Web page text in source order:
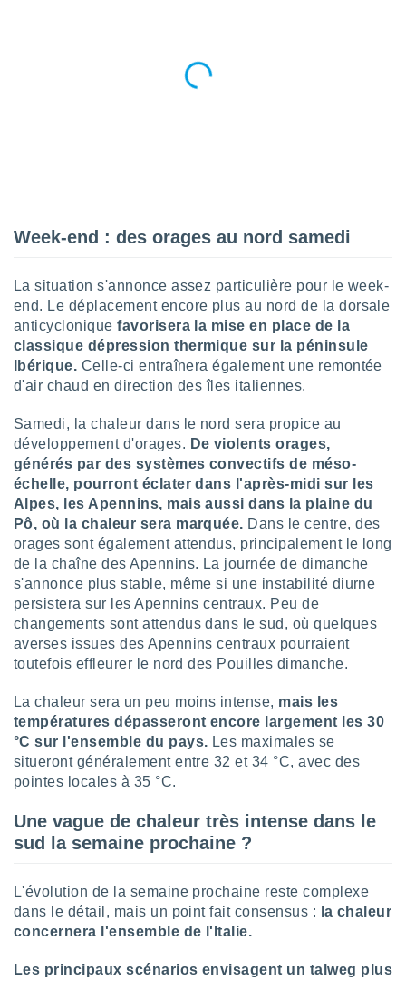
Week-end : des orages au nord samedi
La situation s'annonce assez particulière pour le week-
end. Le déplacement encore plus au nord de la dorsale
anticyclonique favorisera la mise en place de la
classique dépression thermique sur la péninsule
Ibérique. Celle-ci entraînera également une remontée
d'air chaud en direction des îles italiennes.
Samedi, la chaleur dans le nord sera propice au
développement d'orages. De violents orages,
générés par des systèmes convectifs de méso-
échelle, pourront éclater dans l'après-midi sur les
Alpes, les Apennins, mais aussi dans la plaine du
Pô, où la chaleur sera marquée. Dans le centre, des
orages sont également attendus, principalement le long
de la chaîne des Apennins. La journée de dimanche
s'annonce plus stable, même si une instabilité diurne
persistera sur les Apennins centraux. Peu de
changements sont attendus dans le sud, où quelques
averses issues des Apennins centraux pourraient
toutefois effleurer le nord des Pouilles dimanche.
La chaleur sera un peu moins intense, mais les
températures dépasseront encore largement les 30
°C sur l'ensemble du pays. Les maximales se
situeront généralement entre 32 et 34 °C, avec des
pointes locales à 35 °C.
Une vague de chaleur très intense dans le
sud la semaine prochaine ?
L'évolution de la semaine prochaine reste complexe
dans le détail, mais un point fait consensus : la chaleur
concernera l'ensemble de l'Italie.
Les principaux scénarios envisagent un talweg plus